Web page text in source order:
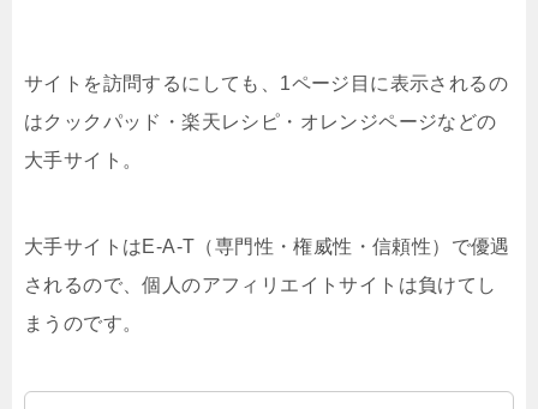
サイトを訪問するにしても、1ページ目に表示されるの
はクックパッド・楽天レシピ・オレンジページなどの
大手サイト。
大手サイトはE-A-T（専門性・権威性・信頼性）で優遇
されるので、個人のアフィリエイトサイトは負けてし
まうのです。